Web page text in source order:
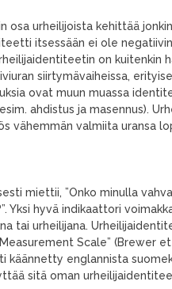
osa urheilijoista kehittää
itsessään ei ole
on kuitenkin
siirtymävaiheissa,
ovat muun muassa
ahdistus ja masennus).
vähemmän valmiita uransa
miettii, ”Onko minulla
Yksi hyvä indikaattori
tai urheilijana.
Scale” (Brewer et
käännetty englannista
sitä oman